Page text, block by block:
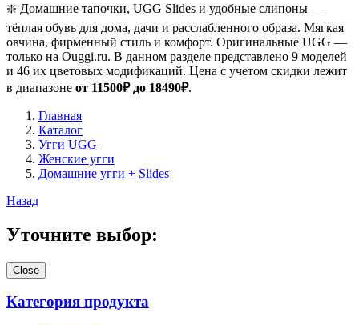
❇️ Домашние тапочки, UGG Slides и удобные слипоны —
тёплая обувь для дома, дачи и расслабленного образа. Мягкая
овчина, фирменный стиль и комфорт. Оригинальные UGG —
только на Ouggi.ru. В данном разделе представлено 9 моделей
и 46 их цветовых модификаций. Цена с учетом скидки лежит
в диапазоне от 11500₽ до 18490₽.
Главная
Каталог
Угги UGG
Женские угги
Домашние угги + Slides
Назад
Уточните выбор:
Close
Категория продукта